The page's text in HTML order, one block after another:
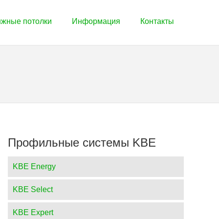
потолки Информация Контакты
Профильные системы KBE
KBE Energy
KBE Select
KBE Expert